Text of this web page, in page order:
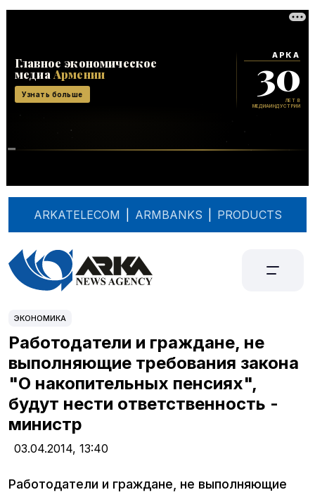
ARKATELECOM ARMBANKS PRODUCTS
ЭКОНОМИКА
Работодатели и граждане, не
выполняющие требования закона
"О накопительных пенсиях",
будут нести ответственность -
министр
03.04.2014, 13:40
Работодатели и граждане, не выполняющие